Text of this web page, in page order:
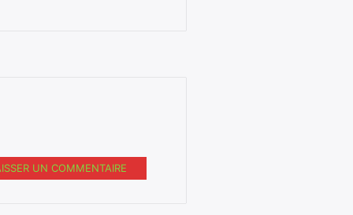
UN COMMENTAIRE